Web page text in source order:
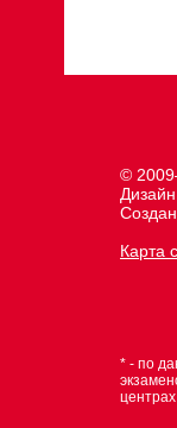
©
Карта
* - по